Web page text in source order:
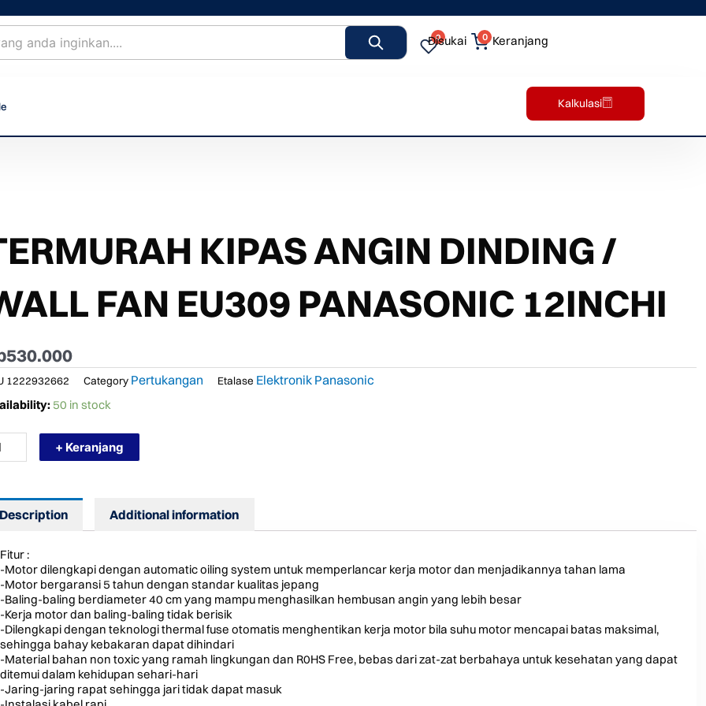
0
Disukai 0 Keranjang
Kalkulasi
KIPAS ANGIN DINDING /
FAN EU309 PANASONIC 12INCHI
530.000
1222932662 Category Pertukangan Etalase Elektronik Panasonic
50 in stock
+ Keranjang
Description Additional information
Fitur :
-Motor dilengkapi dengan automatic oiling system untuk memperlancar kerja motor dan menjadikannya tahan lama
-Motor bergaransi 5 tahun dengan standar kualitas jepang
-Baling-baling berdiameter 40 cm yang mampu menghasilkan hembusan angin yang lebih besar
-Kerja motor dan baling-baling tidak berisik
-Dilengkapi dengan teknologi thermal fuse otomatis menghentikan kerja motor bila suhu motor mencapai batas maksimal,
sehingga bahay kebakaran dapat dihindari
-Material bahan non toxic yang ramah lingkungan dan R0HS Free, bebas dari zat-zat berbahaya untuk kesehatan yang dapat
ditemui dalam kehidupan sehari-hari
-Jaring-jaring rapat sehingga jari tidak dapat masuk